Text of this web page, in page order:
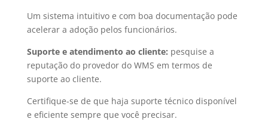
Um sistema intuitivo e com boa documentação pode
acelerar a adoção pelos funcionários.
Suporte e atendimento ao cliente: pesquise a
reputação do provedor do WMS em termos de
suporte ao cliente.
Certifique-se de que haja suporte técnico disponível
e eficiente sempre que você precisar.